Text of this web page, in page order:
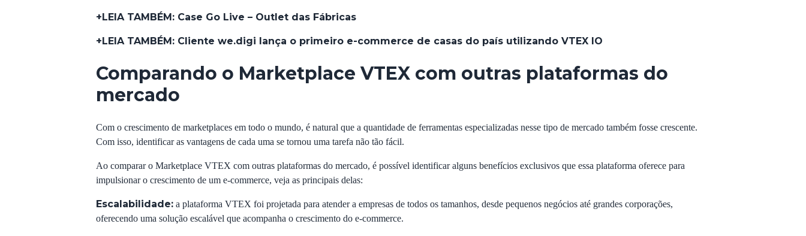
+LEIA TAMBÉM: Case Go Live – Outlet das Fábricas
+LEIA TAMBÉM: Cliente we.digi lança o primeiro e-commerce de casas do país utilizando VTEX IO
Comparando o Marketplace VTEX com outras plataformas do
mercado
Com o crescimento de marketplaces em todo o mundo, é natural que a quantidade de ferramentas especializadas nesse tipo de mercado também fosse crescente.
Com isso, identificar as vantagens de cada uma se tornou uma tarefa não tão fácil.
Ao comparar o Marketplace VTEX com outras plataformas do mercado, é possível identificar alguns benefícios exclusivos que essa plataforma oferece para
impulsionar o crescimento de um e-commerce, veja as principais delas:
Escalabilidade: a plataforma VTEX foi projetada para atender a empresas de todos os tamanhos, desde pequenos negócios até grandes corporações,
oferecendo uma solução escalável que acompanha o crescimento do e-commerce.